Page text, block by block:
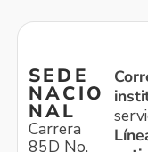
SEDE
NACIO
NAL
Carrera
85D No.